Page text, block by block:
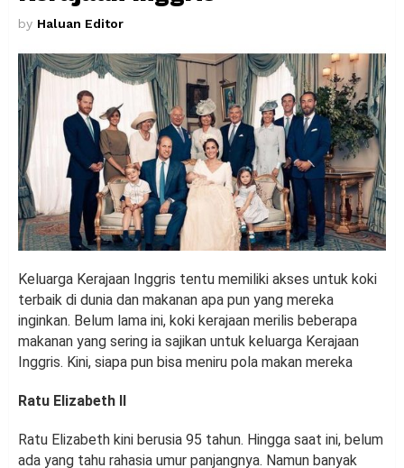
by Haluan Editor
Keluarga Kerajaan Inggris tentu memiliki akses untuk koki
terbaik di dunia dan makanan apa pun yang mereka
inginkan. Belum lama ini, koki kerajaan merilis beberapa
makanan yang sering ia sajikan untuk keluarga Kerajaan
Inggris. Kini, siapa pun bisa meniru pola makan mereka
Ratu Elizabeth II
Ratu Elizabeth kini berusia 95 tahun. Hingga saat ini, belum
ada yang tahu rahasia umur panjangnya. Namun banyak